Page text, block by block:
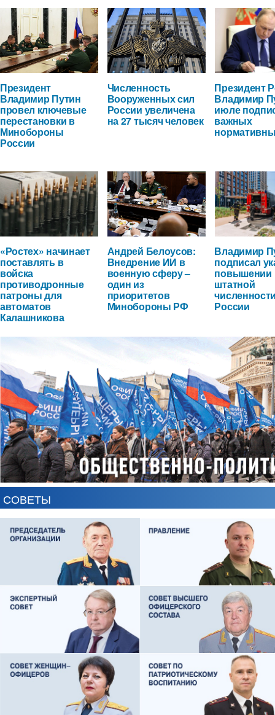
Президент
Владимир Путин
провел ключевые
перестановки в
Минобороны
России
Численность
Вооруженных сил
России увеличена
на 27 тысяч человек
Президент
Владимир
июле
важных
«Ростех» начинает
поставлять в
войска
противодронные
патроны для
автоматов
Калашникова
Андрей Белоусов:
Внедрение ИИ в
военную сферу –
один из
приоритетов
Минобороны РФ
Владимир
подписал
повышении
штатной
России
СОВЕТЫ
ЕВГЕНИЙ ЧЕРДАКОВ ОЛЕГ ЛОГУНОВ